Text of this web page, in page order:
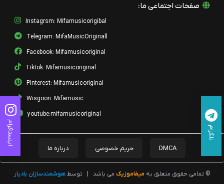
صفحات اجتماعی ما:
Instagrsm: Mifamusicorigibal
Telegram: MifaMusicOriginall
Facebook: Mifamusicoriginal
Tiktok: Mifamusicoriginal
Pinterest: Mifamusicoriginal
Wisgoon: Mifamusic
youtube:mifamusicoriginal
DMCA حریم خصوصی درباره ما
© تمامی حقوق متعلق به میفاموزیک می باشد توسطهوشمندسازان بادیار
اینستاگرام تلگرام